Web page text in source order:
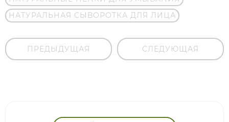
НАТУРАЛЬНАЯ СЫВОРОТКА ДЛЯ ЛИЦА
ПРЕДЫДУЩАЯ СЛЕДУЮЩАЯ